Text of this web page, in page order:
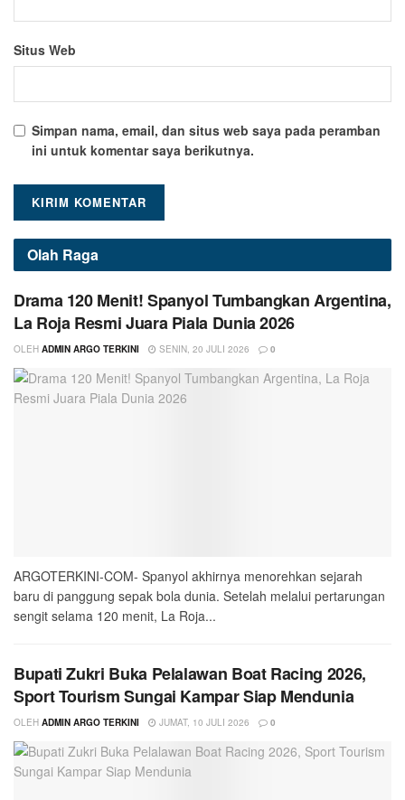
Situs Web
Simpan nama, email, dan situs web saya pada peramban
ini untuk komentar saya berikutnya.
Olah Raga
Drama 120 Menit! Spanyol Tumbangkan Argentina,
La Roja Resmi Juara Piala Dunia 2026
OLEH ADMIN ARGO TERKINI SENIN, 20 JULI 2026 0
ARGOTERKINI-COM- Spanyol akhirnya menorehkan sejarah
baru di panggung sepak bola dunia. Setelah melalui pertarungan
sengit selama 120 menit, La Roja...
Bupati Zukri Buka Pelalawan Boat Racing 2026,
Sport Tourism Sungai Kampar Siap Mendunia
OLEH ADMIN ARGO TERKINI JUMAT, 10 JULI 2026 0